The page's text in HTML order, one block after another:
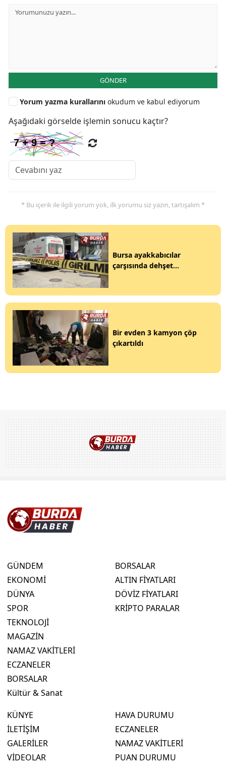
GÖNDER
Yorum yazma kurallarını okudum ve kabul ediyorum
Aşağıdaki görselde işlemin sonucu kaçtır?
* Bu içerik ile ilgili yorum yok, ilk yorumu siz yazın, tartışalım *
Bursa ayakkabıcılar
çarşısında dehşet...
Bir evden 3 kamyon çöp
çıkartıldı
GÜNDEM
EKONOMİ
DÜNYA
SPOR
TEKNOLOJİ
MAGAZİN
NAMAZ VAKİTLERİ
ECZANELER
BORSALAR
Kültür & Sanat
BORSALAR
ALTIN FİYATLARI
DÖVİZ FİYATLARI
KRİPTO PARALAR
KÜNYE
İLETİŞİM
GALERİLER
VİDEOLAR
HAVA DURUMU
ECZANELER
NAMAZ VAKİTLERİ
PUAN DURUMU